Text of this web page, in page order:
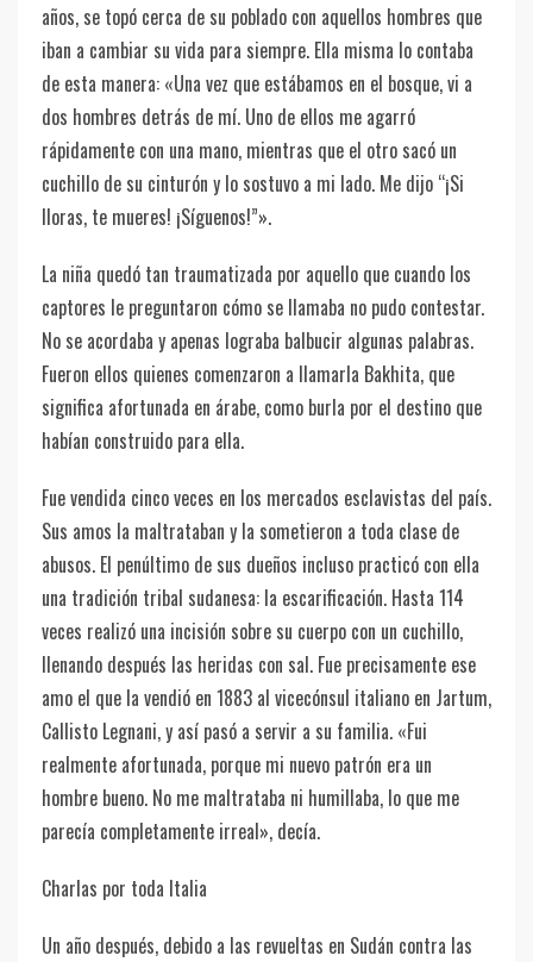
años, se topó cerca de su poblado con aquellos hombres que
iban a cambiar su vida para siempre. Ella misma lo contaba
de esta manera: «Una vez que estábamos en el bosque, vi a
dos hombres detrás de mí. Uno de ellos me agarró
rápidamente con una mano, mientras que el otro sacó un
cuchillo de su cinturón y lo sostuvo a mi lado. Me dijo “¡Si
lloras, te mueres! ¡Síguenos!”».
La niña quedó tan traumatizada por aquello que cuando los
captores le preguntaron cómo se llamaba no pudo contestar.
No se acordaba y apenas lograba balbucir algunas palabras.
Fueron ellos quienes comenzaron a llamarla Bakhita, que
significa afortunada en árabe, como burla por el destino que
habían construido para ella.
Fue vendida cinco veces en los mercados esclavistas del país.
Sus amos la maltrataban y la sometieron a toda clase de
abusos. El penúltimo de sus dueños incluso practicó con ella
una tradición tribal sudanesa: la escarificación. Hasta 114
veces realizó una incisión sobre su cuerpo con un cuchillo,
llenando después las heridas con sal. Fue precisamente ese
amo el que la vendió en 1883 al vicecónsul italiano en Jartum,
Callisto Legnani, y así pasó a servir a su familia. «Fui
realmente afortunada, porque mi nuevo patrón era un
hombre bueno. No me maltrataba ni humillaba, lo que me
parecía completamente irreal», decía.
Charlas por toda Italia
Un año después, debido a las revueltas en Sudán contra las